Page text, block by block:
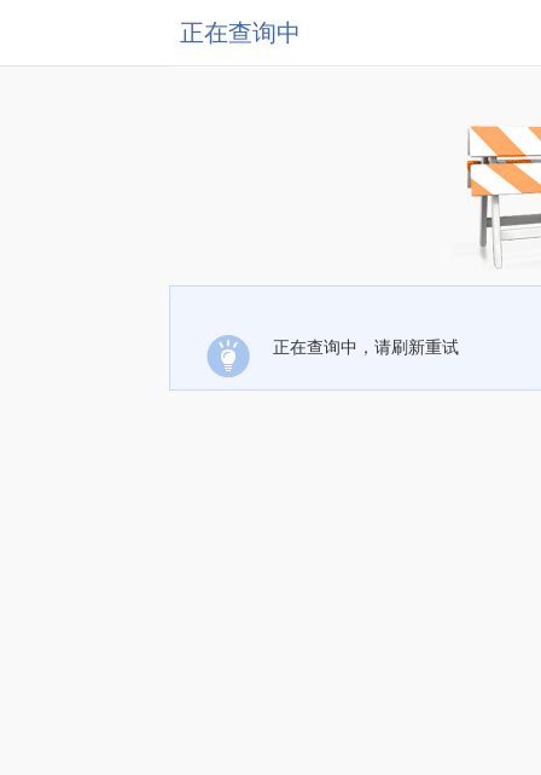
正在查询中
正在查询中，请刷新重试